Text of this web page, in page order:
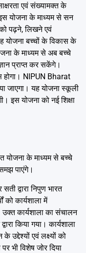
एवं संख्यामक्त के
योजना के माध्यम से सन
पढ़ने, लिखने एवं
योजना बच्चों के विकास के
के माध्यम से अब बच्चे
प्राप्त कर सकेंगे।
होगा। NIPUN Bharat
जाएगा। यह योजना स्कूली
इस योजना को नई शिक्षा
योजना के माध्यम से बच्चे
पाएंगे।
द्वारा निपुण भारत
को कार्यशाला में
कार्यशाला का संचालन
किया गया। कार्यशाला
उद्देश्यों एवं लक्ष्यों को
भी विशेष जोर दिया